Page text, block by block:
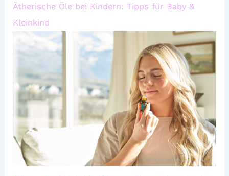
Ätherische Öle bei Kindern: Tipps für Baby &
Kleinkind